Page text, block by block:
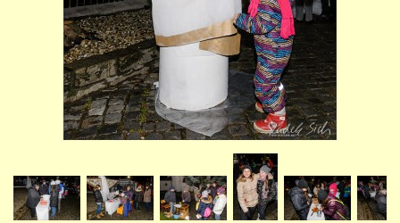
VIDEA - FILMOVÁ TVORBA
PEDAGOGICKÝ SBOR
DOKUMENTY / KE STAŽENÍ
KURZY